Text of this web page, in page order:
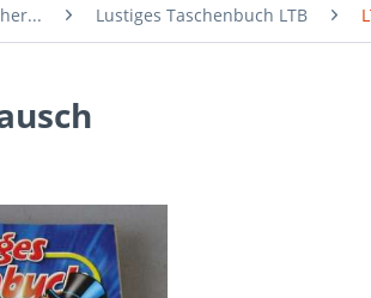
Lustiges Taschenbuch LTB